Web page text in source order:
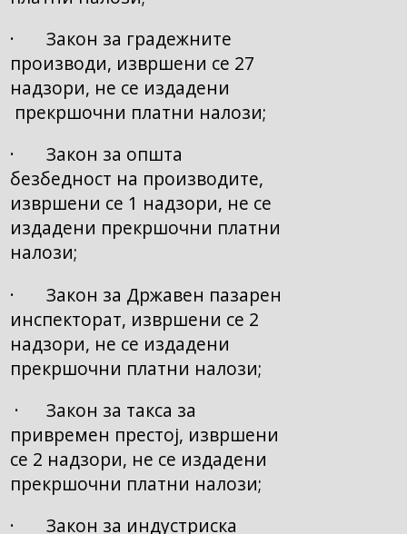
· Закон за градежните
производи, извршени се 27
надзори, не се издадени
прекршочни платни налози;
· Закон за општа
безбедност на производите,
извршени се 1 надзори, не се
издадени прекршочни платни
налози;
· Закон за Државен пазарен
инспекторат, извршени се 2
надзори, не се издадени
прекршочни платни налози;
· Закон за такса за
привремен престој, извршени
се 2 надзори, не се издадени
прекршочни платни налози;
· Закон за индустриска